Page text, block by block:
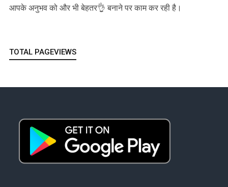
आपके अनुभव को और भी बेहतर👌 बनाने पर काम कर रही है।
TOTAL PAGEVIEWS